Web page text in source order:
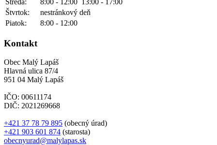
Streda:
8:00 - 12:00 13:00 - 17:00
Štvrtok:
nestránkový deň
Piatok:
8:00 - 12:00
Kontakt
Obec Malý Lapáš
Hlavná ulica 87/4
951 04 Malý Lapáš
IČO: 00611174
DIČ: 2021269668
+421 37 78 79 895 (obecný úrad)
+421 903 601 874 (starosta)
obecnyurad@malylapas.sk